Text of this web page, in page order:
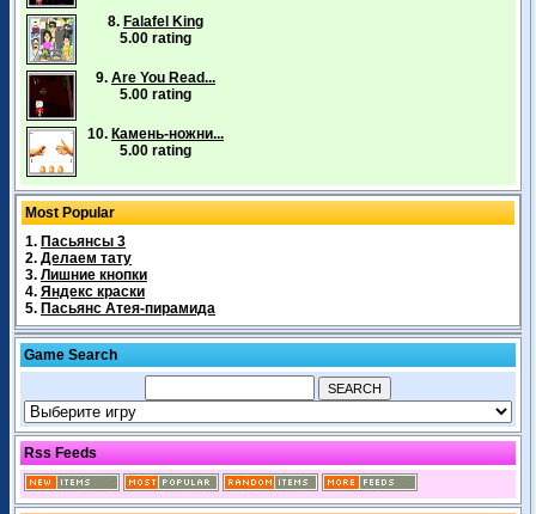
8. Falafel King
5.00 rating
9. Are You Read...
5.00 rating
10. Камень-ножни...
5.00 rating
Most Popular
1. Пасьянсы 3
2. Делаем тату
3. Лишние кнопки
4. Яндекс краски
5. Пасьянс Атея-пирамида
Game Search
Rss Feeds